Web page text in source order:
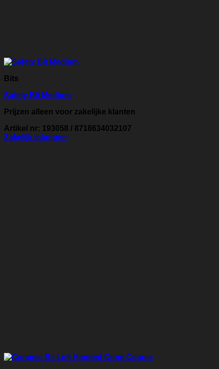
Bits
Safety Bit Medium
Prijzen alleen voor zakelijke klanten
Artikel nr: 193058 / 8718634032107
Zakelijk inloggen